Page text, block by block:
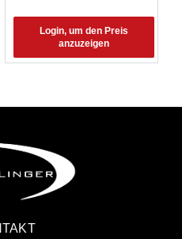
Login, um den Preis
anzuzeigen